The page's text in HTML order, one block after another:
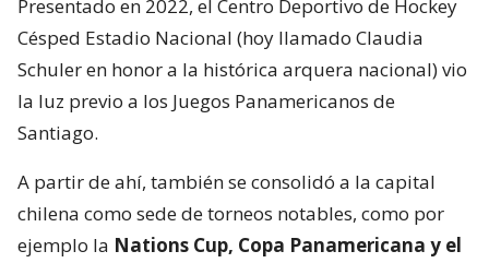
Presentado en 2022, el Centro Deportivo de Hockey
Césped Estadio Nacional (hoy llamado Claudia
Schuler en honor a la histórica arquera nacional) vio
la luz previo a los Juegos Panamericanos de
Santiago.
A partir de ahí, también se consolidó a la capital
chilena como sede de torneos notables, como por
ejemplo la Nations Cup, Copa Panamericana y el